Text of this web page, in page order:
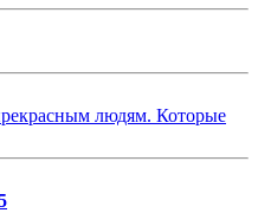
людям. Которые